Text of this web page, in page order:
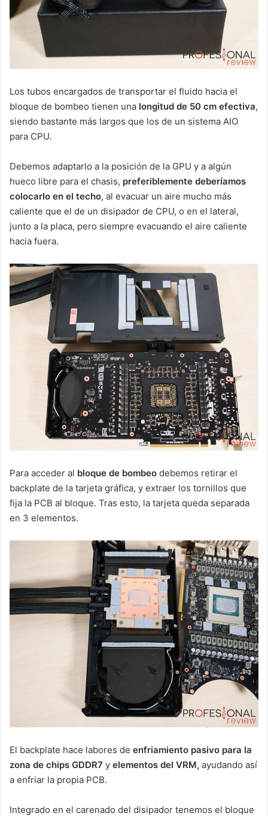
Los tubos encargados de transportar el fluido hacia el
bloque de bombeo tienen una longitud de 50 cm efectiva,
siendo bastante más largos que los de un sistema AIO
para CPU.
Debemos adaptarlo a la posición de la GPU y a algún
hueco libre para el chasis, preferiblemente deberíamos
colocarlo en el techo, al evacuar un aire mucho más
caliente que el de un disipador de CPU, o en el lateral,
junto a la placa, pero siempre evacuando el aire caliente
hacia fuera.
Para acceder al bloque de bombeo debemos retirar el
backplate de la tarjeta gráfica, y extraer los tornillos que
fija la PCB al bloque. Tras esto, la tarjeta queda separada
en 3 elementos.
El backplate hace labores de enfriamiento pasivo para la
zona de chips GDDR7 y elementos del VRM, ayudando así
a enfriar la propia PCB.
Integrado en el carenado del disipador tenemos el bloque